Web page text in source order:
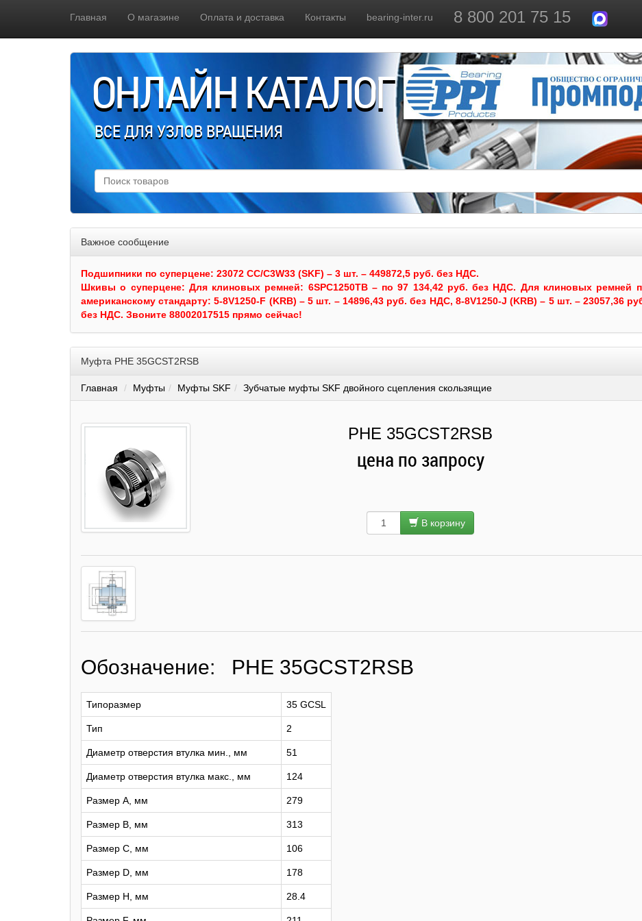
Главная О магазине Оплата и доставка Контакты bearing-inter.ru 8 800 201 75 15
ОНЛАЙН КАТАЛОГ
ВСЕ ДЛЯ УЗЛОВ ВРАЩЕНИЯ
Важное сообщение
Подшипники по суперцене: 23072 CC/C3W33 (SKF) – 3 шт. – 449872,5 руб. без НДС.
Шкивыо суперцене: Для клиновых ремней: 6SPC1250TB – по 97 134,42 руб. без НДС. Для клиновых ремней
американскому стандарту: 5-8V1250-F (KRB) – 5 шт. – 14896,43 руб. без НДС, 8-8V1250-J (KRB) – 5 шт. – 23057,36
без НДС. Звоните 88002017515 прямо сейчас!
Муфта PHE 35GCST2RSB
Главная Муфты Муфты SKF Зубчатые муфты SKF двойного сцепления скользящие
PHE 35GCST2RSB
цена по запросу
В корзину
Обозначение: PHE 35GCST2RSB
Типоразмер 35 GCSL
Тип 2
Диаметр отверстия втулка мин., мм 51
Диаметр отверстия втулка макс., мм 124
Размер A, мм 279
Размер B, мм 313
Размер C, мм 106
Размер D, мм 178
Размер H, мм 28.4